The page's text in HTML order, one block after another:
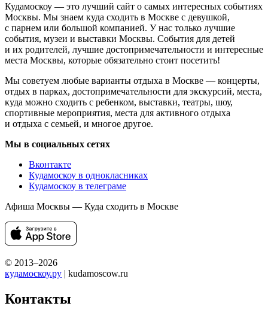
Кудамоскоу — это лучший сайт о самых интересных событиях
Москвы. Мы знаем куда сходить в Москве с девушкой,
с парнем или большой компанией. У нас только лучшие
события, музеи и выставки Москвы. События для детей
и их родителей, лучшие достопримечательности и интересные
места Москвы, которые обязательно стоит посетить!
Мы советуем любые варианты отдыха в Москве — концерты,
отдых в парках, достопримечательности для экскурсий, места,
куда можно сходить с ребенком, выставки, театры, шоу,
спортивные мероприятия, места для активного отдыха
и отдыха с семьей, и многое другое.
Мы в социальных сетях
Вконтакте
Кудамоскоу в однокласниках
Кудамоскоу в телеграме
Афиша Москвы — Куда сходить в Москве
© 2013–2026
кудамоскоу.ру | kudamoscow.ru
Контакты